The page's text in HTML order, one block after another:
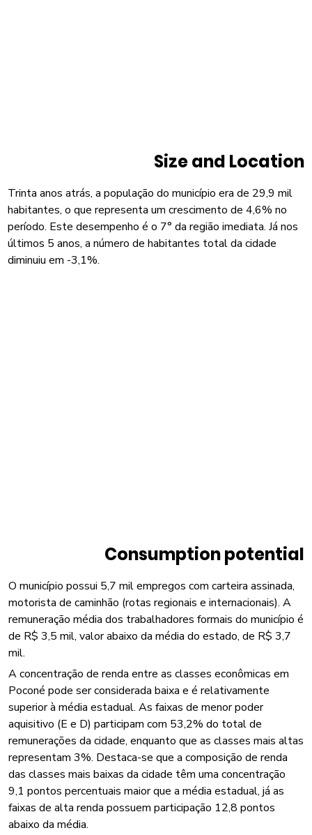
Size and Location
Trinta anos atrás, a população do município era de 29,9 mil
habitantes, o que representa um crescimento de 4,6% no
período. Este desempenho é o 7° da região imediata. Já nos
últimos 5 anos, a número de habitantes total da cidade
diminuiu em -3,1%.
Consumption potential
O município possui 5,7 mil empregos com carteira assinada,
motorista de caminhão (rotas regionais e internacionais). A
remuneração média dos trabalhadores formais do município é
de R$ 3,5 mil, valor abaixo da média do estado, de R$ 3,7
mil.
A concentração de renda entre as classes econômicas em
Poconé pode ser considerada baixa e é relativamente
superior à média estadual. As faixas de menor poder
aquisitivo (E e D) participam com 53,2% do total de
remunerações da cidade, enquanto que as classes mais altas
representam 3%. Destaca-se que a composição de renda
das classes mais baixas da cidade têm uma concentração
9,1 pontos percentuais maior que a média estadual, já as
faixas de alta renda possuem participação 12,8 pontos
abaixo da média.